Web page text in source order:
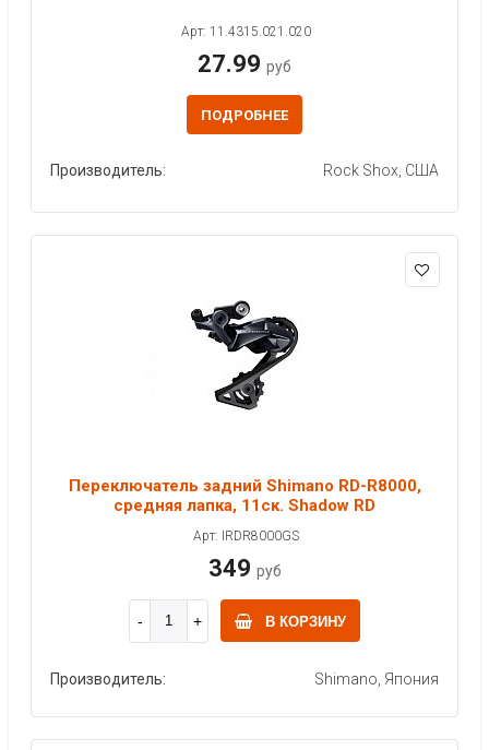
Арт: 11.4315.021.020
27.99 руб
ПОДРОБНЕЕ
Производитель: Rock Shox, США
Переключатель задний Shimano RD-R8000,
средняя лапка, 11ск. Shadow RD
Арт: IRDR8000GS
349 руб
В КОРЗИНУ
Производитель: Shimano, Япония